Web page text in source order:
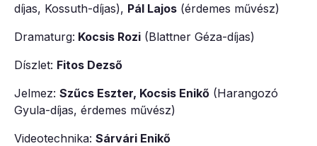
díjas, Kossuth-díjas), Pál Lajos (érdemes művész)
Dramaturg: Kocsis Rozi (Blattner Géza-díjas)
Díszlet: Fitos Dezső
Jelmez: Szűcs Eszter, Kocsis Enikő (Harangozó
Gyula-díjas, érdemes művész)
Videotechnika: Sárvári Enikő